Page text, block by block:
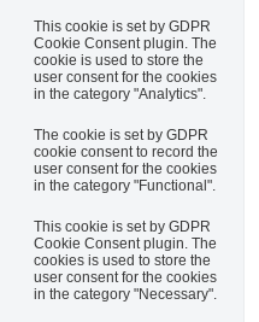
This cookie is set by GDPR
Cookie Consent plugin. The
cookie is used to store the
user consent for the cookies
in the category "Analytics".
The cookie is set by GDPR
cookie consent to record the
user consent for the cookies
in the category "Functional".
This cookie is set by GDPR
Cookie Consent plugin. The
cookies is used to store the
user consent for the cookies
in the category "Necessary".